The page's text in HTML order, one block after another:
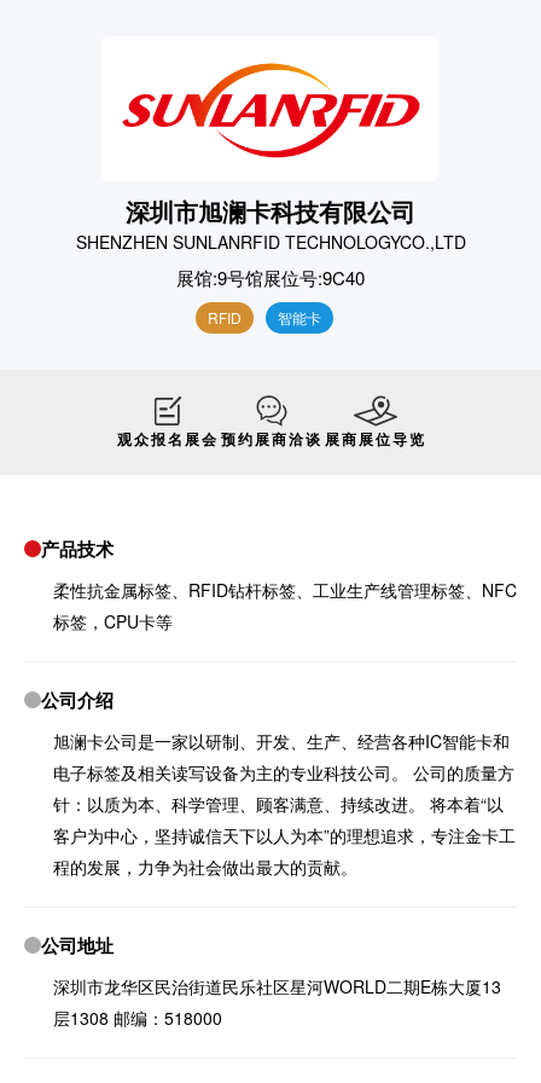
深圳市旭澜卡科技有限公司
SHENZHEN SUNLANRFID TECHNOLOGYCO.,LTD
展馆:9号馆展位号:9C40
RFID 智能卡
观众报名展会 预约展商洽谈 展商展位导览
产品技术
柔性抗金属标签、RFID钻杆标签、工业生产线管理标签、NFC
标签，CPU卡等
公司介绍
旭澜卡公司是一家以研制、开发、生产、经营各种IC智能卡和
电子标签及相关读写设备为主的专业科技公司。 公司的质量方
针：以质为本、科学管理、顾客满意、持续改进。 将本着“以
客户为中心，坚持诚信天下以人为本”的理想追求，专注金卡工
程的发展，力争为社会做出最大的贡献。
公司地址
深圳市龙华区民治街道民乐社区星河WORLD二期E栋大厦13
层1308 邮编：518000